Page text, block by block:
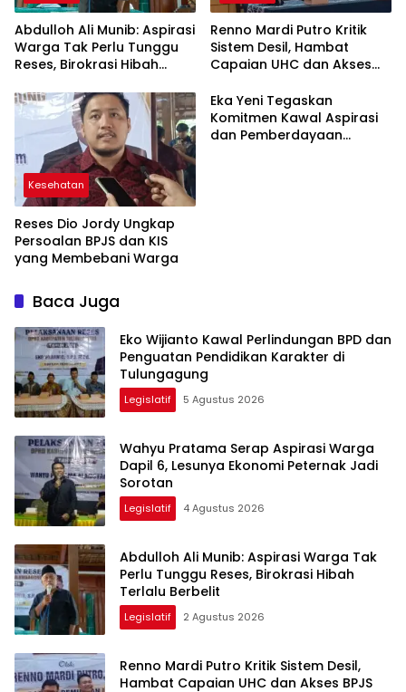
Abdulloh Ali Munib: Aspirasi
Warga Tak Perlu Tunggu
Reses, Birokrasi Hibah
Renno Mardi Putro Kritik
Sistem Desil, Hambat
Capaian UHC dan Akses
Kesehatan
Reses Dio Jordy Ungkap
Persoalan BPJS dan KIS
yang Membebani Warga
Eka Yeni Tegaskan
Komitmen Kawal Aspirasi
dan Pemberdayaan
Baca Juga
Eko Wijianto Kawal Perlindungan BPD dan
Penguatan Pendidikan Karakter di
Tulungagung
Legislatif 5 Agustus 2026
Wahyu Pratama Serap Aspirasi Warga
Dapil 6, Lesunya Ekonomi Peternak Jadi
Sorotan
Legislatif 4 Agustus 2026
Abdulloh Ali Munib: Aspirasi Warga Tak
Perlu Tunggu Reses, Birokrasi Hibah
Terlalu Berbelit
Legislatif 2 Agustus 2026
Renno Mardi Putro Kritik Sistem Desil,
Hambat Capaian UHC dan Akses BPJS